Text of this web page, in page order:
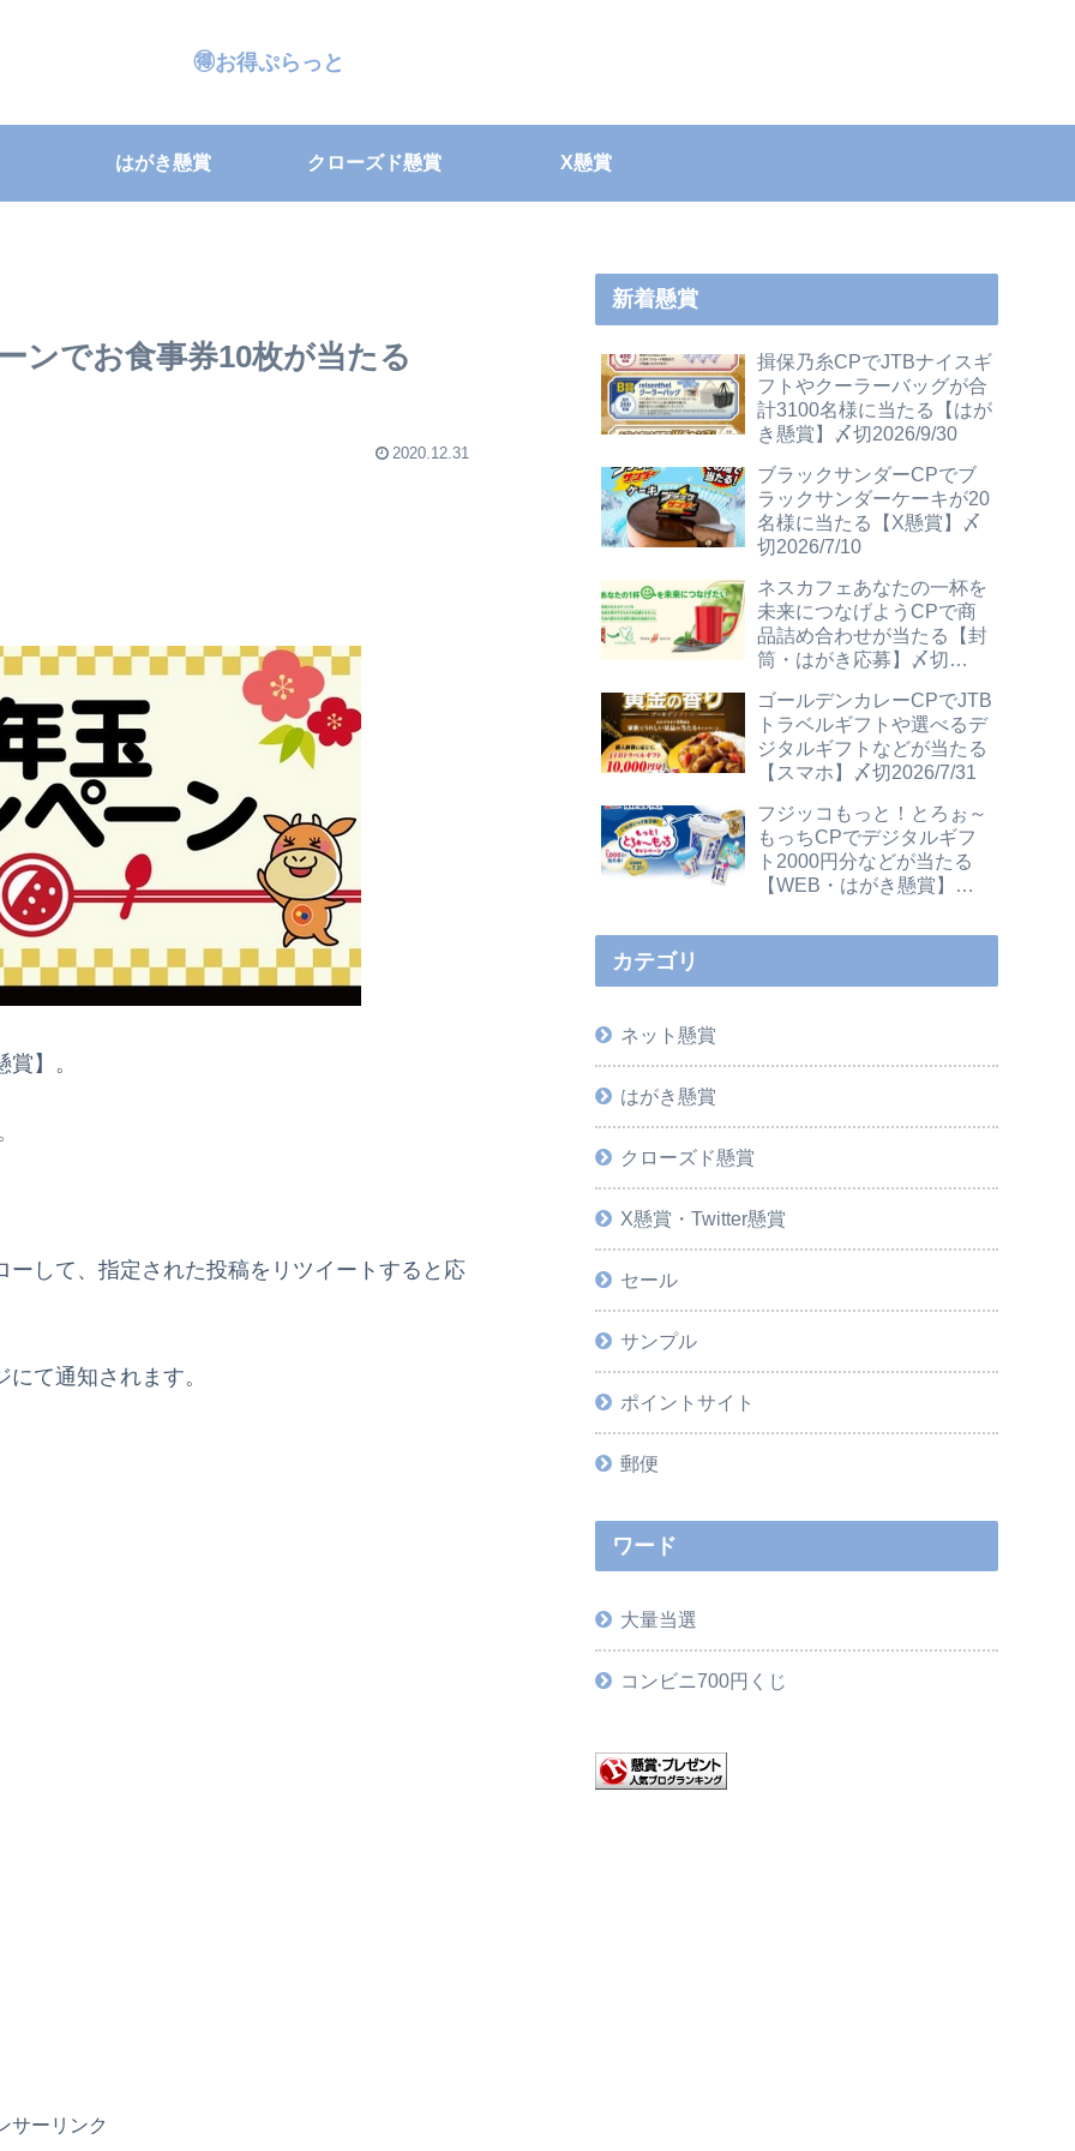
🉐お得ぷらっと
はがき懸賞 クローズド懸賞 X懸賞
ンでお食事券10枚が当たる
2020.12.31
】。
ーして、指定された投稿をリツイートすると応
て通知されます。
サーリンク
新着懸賞
揖保乃糸CPでJTBナイスギ
フトやクーラーバッグが合
計3100名様に当たる【はが
き懸賞】〆切2026/9/30
ブラックサンダーCPでブ
ラックサンダーケーキが20
名様に当たる【X懸賞】〆
切2026/7/10
ネスカフェあなたの一杯を
未来につなげようCPで商
品詰め合わせが当たる【封
筒・はがき応募】〆切
ゴールデンカレーCPでJTB
トラベルギフトや選べるデ
ジタルギフトなどが当たる
【スマホ】〆切2026/7/31
フジッコもっと！とろぉ～
もっちCPでデジタルギフ
ト2000円分などが当たる
【WEB・はがき懸賞】〆
カテゴリ
ネット懸賞
はがき懸賞
クローズド懸賞
X懸賞・Twitter懸賞
セール
サンプル
ポイントサイト
郵便
ワード
大量当選
コンビニ700円くじ